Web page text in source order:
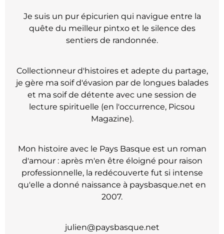
Je suis un pur épicurien qui navigue entre la
quête du meilleur pintxo et le silence des
sentiers de randonnée.
Collectionneur d'histoires et adepte du partage,
je gère ma soif d'évasion par de longues balades
et ma soif de détente avec une session de
lecture spirituelle (en l'occurrence, Picsou
Magazine).
Mon histoire avec le Pays Basque est un roman
d'amour : après m'en être éloigné pour raison
professionnelle, la redécouverte fut si intense
qu'elle a donné naissance à paysbasque.net en
2007.
julien@paysbasque.net